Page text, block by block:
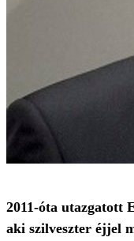
2011-óta utazgatott
aki szilveszter éjjel